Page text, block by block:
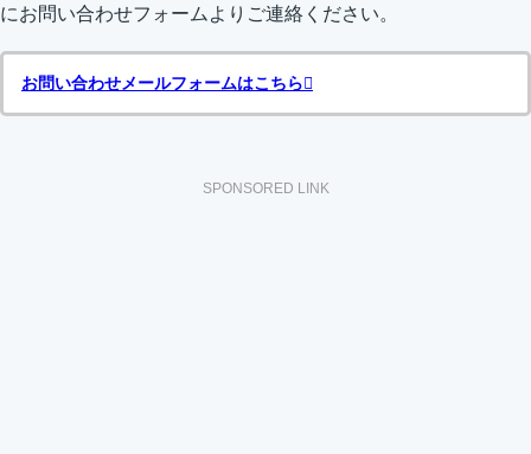
にお問い合わせフォームよりご連絡ください。
お問い合わせメールフォームはこちら
SPONSORED LINK